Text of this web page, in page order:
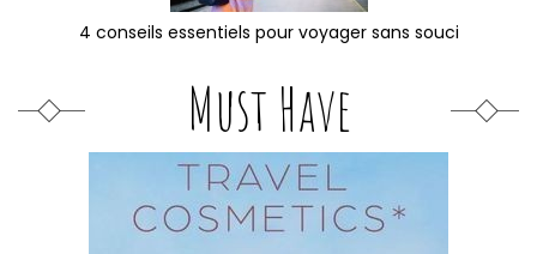
4 conseils essentiels pour voyager sans souci
Must Have